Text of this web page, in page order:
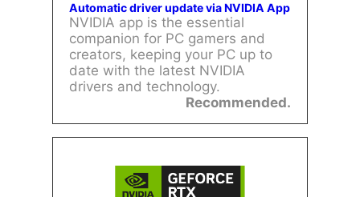
Automatic driver update via NVIDIA App
NVIDIA app is the essential
companion for PC gamers and
creators, keeping your PC up to
date with the latest NVIDIA
drivers and technology.
Recommended.